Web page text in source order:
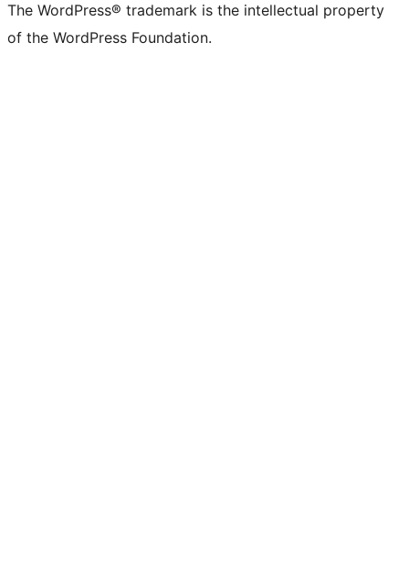
The WordPress® trademark is the intellectual property
of the WordPress Foundation.